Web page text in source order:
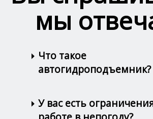
мы
Что такое
автогидроподъемник?
У вас есть